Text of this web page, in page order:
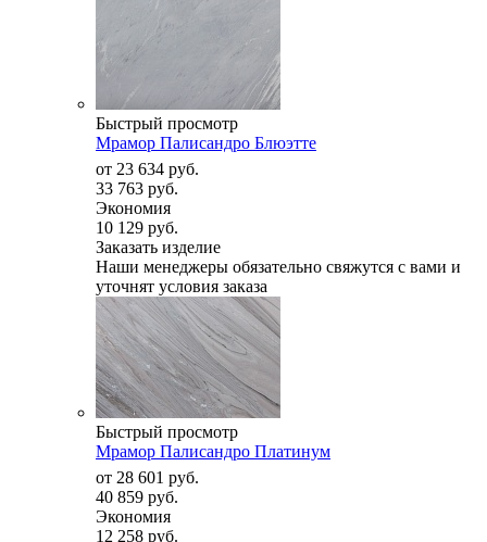
Быстрый просмотр
Мрамор Палисандро Блюэтте
от 23 634 руб.
33 763 руб.
Экономия
10 129 руб.
Заказать изделие
Наши менеджеры обязательно свяжутся с вами и
уточнят условия заказа
Быстрый просмотр
Мрамор Палисандро Платинум
от 28 601 руб.
40 859 руб.
Экономия
12 258 руб.